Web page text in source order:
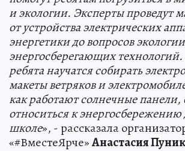
и экологии. Эксперты проведут
от устройства электрических
энергетики до вопросов
энергосберегающих
ребята научатся собирать
макеты ветряков и
как работают солнечные панели,
относиться к энергосбережению
школе», - рассказала
«#ВместеЯрче»Анастасия Пуник